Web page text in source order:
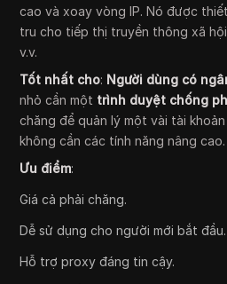
cao và xoay vòng IP. Nó được
tru cho tiếp thị truyền thông xã
v.v.
Tốt nhất cho: Người dùng có
nhỏ cần một trình duyệt chống
chăng để quản lý một vài tài
không cần các tính năng nâng cao.
Ưu điểm:
Giá cả phải chăng.
Dễ sử dụng cho người mới bắt đầu.
Hỗ trợ proxy đáng tin cậy.